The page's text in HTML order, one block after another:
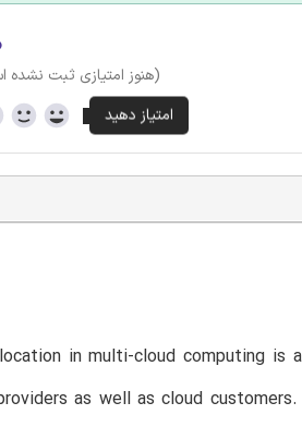
(هنوز امتیازی ثبت
in multi-cloud computing is
as well as cloud